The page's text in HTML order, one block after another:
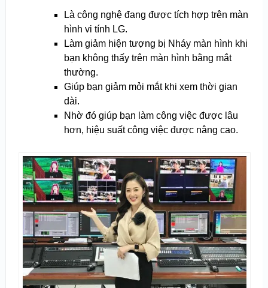
Là công nghệ đang được tích hợp trên màn
hình vi tính LG.
Làm giảm hiện tượng bị Nháy màn hình khi
bạn không thấy trên màn hình bằng mắt
thường.
Giúp bạn giảm mỏi mắt khi xem thời gian
dài.
Nhờ đó giúp bạn làm công việc được lâu
hơn, hiệu suất công việc được nâng cao.